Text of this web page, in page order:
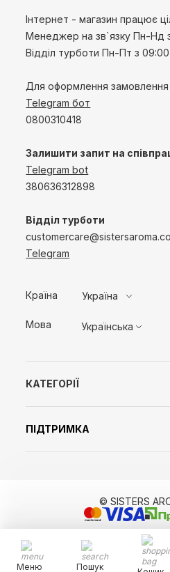
Меню Пошук
Інтернет - магазин працює
Менеджер на зв`язкуПн-Нд
Відділ турботи Пн-Пт з
Для оформлення замовлення
Telegram бот
0800310418
Залишити запит на
Telegram bot
380636312898
Відділ турботи
Telegram
КАТЕГОРІЇ
ПІДТРИМКА
Країна Україна
Мова Українська
© SISTERS